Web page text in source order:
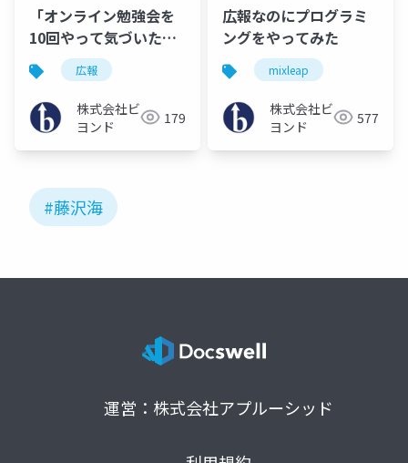
「オンライン勉強会を
10回やって気づいたこ
と」
広報
株式会社ビ
ヨンド
179
広報なのにプログラミ
ングをやってみた
mixleap
株式会社ビ
ヨンド
577
#藤沢海
運営：株式会社アプルーシッド